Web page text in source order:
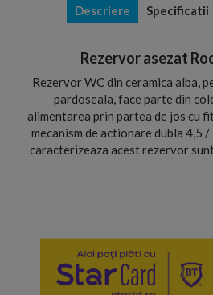
Descriere Specificatii
Rezervor asezat
Rezervor WC din ceramica alba,
pardoseala, face parte din
alimentarea prin partea de jos cu
mecanism de actionare dubla 4,5
caracterizeaza acest rezervor